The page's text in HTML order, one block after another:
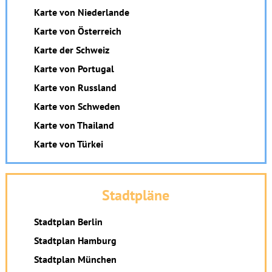
Karte von Niederlande
Karte von Österreich
Karte der Schweiz
Karte von Portugal
Karte von Russland
Karte von Schweden
Karte von Thailand
Karte von Türkei
Stadtpläne
Stadtplan Berlin
Stadtplan Hamburg
Stadtplan München